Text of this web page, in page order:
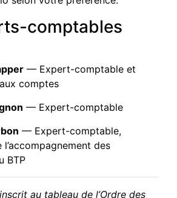
comptables
— Expert-comptable et
comptes
— Expert-comptable
— Expert-comptable,
des
BTP
au tableau de l’Ordre des